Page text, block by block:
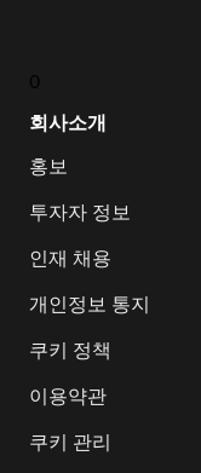
0
회사소개
홍보
투자자 정보
인재 채용
개인정보 통지
쿠키 정책
이용약관
쿠키 관리